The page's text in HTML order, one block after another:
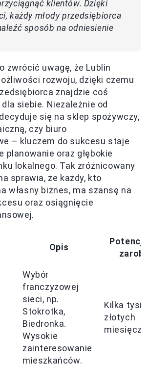
klientów. Dzięki
każdy młody przedsiębiorca
sposób na odniesienie
zwrócić uwagę, że Lublin
rozwoju, dzięki czemu
znajdzie coś
siebie. Niezależnie od
się na sklep spożywczy,
czy biuro
– kluczem do sukcesu staje
planowanie oraz głębokie
lokalnego. Tak zróżnicowany
sprawia, że każdy, kto
własny biznes, ma szansę na
oraz osiągnięcie
Opis
Wybór
franczyzowej
sieci, np.
Stokrotka,
Biedronka.
Wysokie
zainteresowanie
mieszkańców.
Kilka
złotych